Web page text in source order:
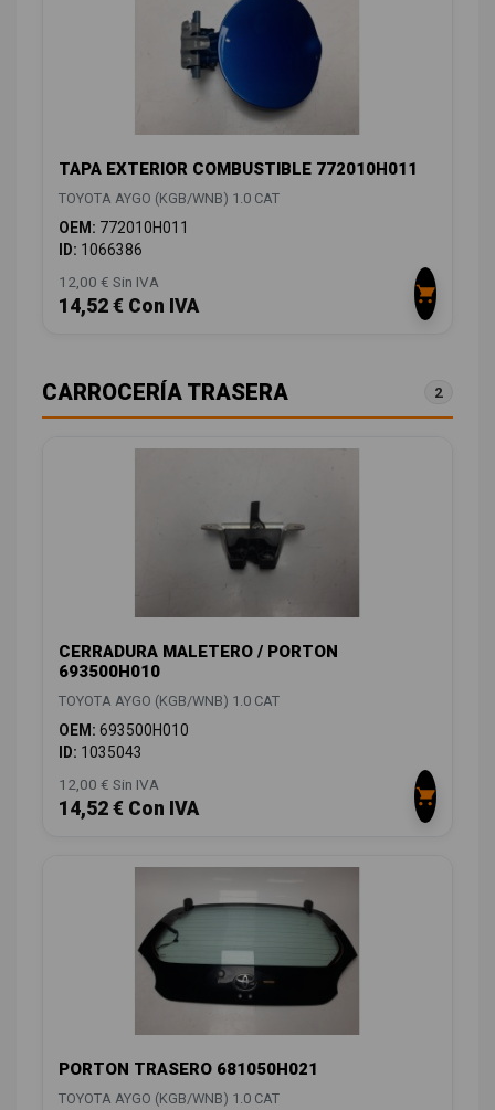
TAPA EXTERIOR COMBUSTIBLE 772010H011
TOYOTA AYGO (KGB/WNB) 1.0 CAT
OEM: 772010H011
ID: 1066386
12,00 € Sin IVA
14,52 € Con IVA
CARROCERÍA TRASERA 2
CERRADURA MALETERO / PORTON
693500H010
TOYOTA AYGO (KGB/WNB) 1.0 CAT
OEM: 693500H010
ID: 1035043
12,00 € Sin IVA
14,52 € Con IVA
PORTON TRASERO 681050H021
TOYOTA AYGO (KGB/WNB) 1.0 CAT